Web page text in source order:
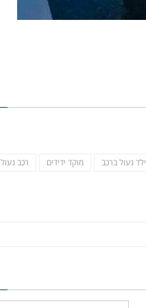
ילד נעול ברכב מוקד ידידים רכב נעול